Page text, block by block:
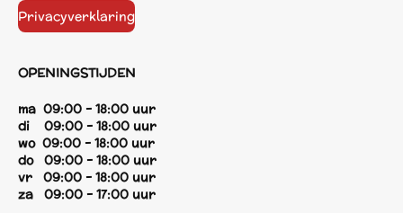
Privacyverklaring
OPENINGSTIJDEN
ma 09:00 - 18:00 uur
di 09:00 - 18:00 uur
wo 09:00 - 18:00 uur
do 09:00 - 18:00 uur
vr 09:00 - 18:00 uur
za 09:00 - 17:00 uur